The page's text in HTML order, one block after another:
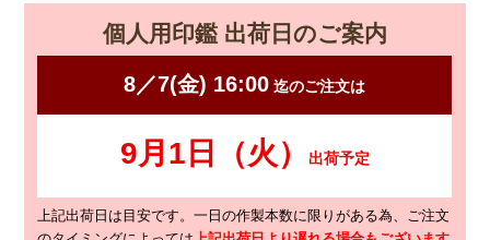
個人用印鑑 出荷日のご案内
上記出荷日は目安です。一日の作製本数に限りがある為、ご注文